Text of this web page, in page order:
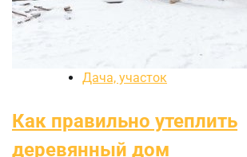
Дача, участок
Как правильно утеплить
деревянный дом